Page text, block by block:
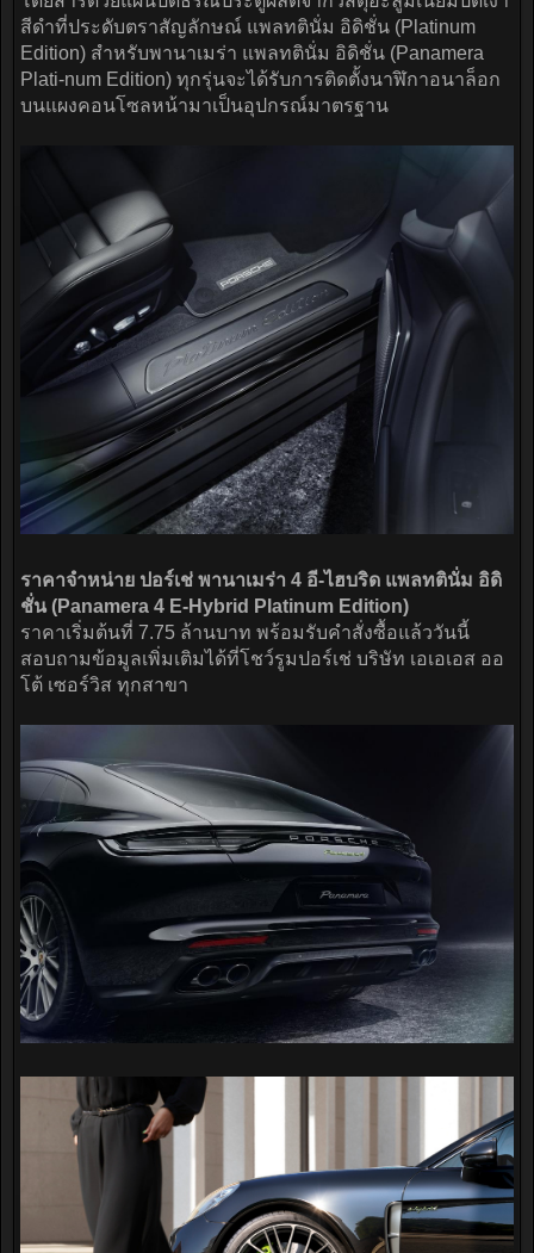
สีดำที่ประดับตราสัญลักษณ์ แพลทตินั่ม อิดิชั่น (Platinum
Edition) สำหรับพานาเมร่า แพลทตินั่ม อิดิชั่น (Panamera
Plati-num Edition) ทุกรุ่นจะได้รับการติดตั้งนาฬิกาอนาล็อก
บนแผงคอนโซลหน้ามาเป็นอุปกรณ์มาตรฐาน
ราคาจำหน่าย ปอร์เช่ พานาเมร่า 4 อี-ไฮบริด แพลทตินั่ม อิดิ
ชั่น (Panamera 4 E-Hybrid Platinum Edition)
ราคาเริ่มต้นที่ 7.75 ล้านบาท พร้อมรับคำสั่งซื้อแล้ววันนี้
สอบถามข้อมูลเพิ่มเติมได้ที่โชว์รูมปอร์เช่ บริษัท เอเอเอส ออ
โต้ เซอร์วิส ทุกสาขา